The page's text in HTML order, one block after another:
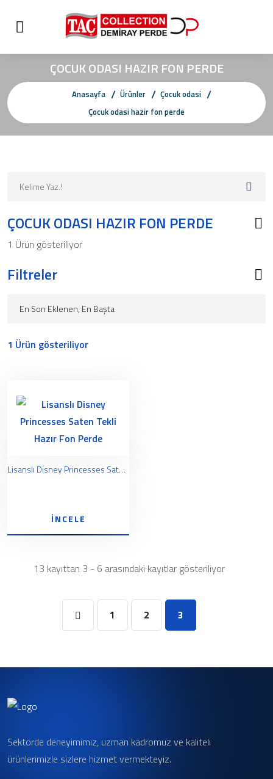
ÇOCUK ODASI HAZIR FON PERDE
Anasayfa Ürünler
Çocuk odasi
Çocuk odasi hazir fon perde
ÇOCUK ODASI HAZIR FON PERDE
1 Ürün gösteriliyor
Filtreler
1 Ürün gösteriliyor
Lisanslı Disney Princesses Saten Tekli Hazır Fon Perde
İNCELE
13 kayıttan 3 - 6 arasındaki kayıtlar gösteriliyor
1 2 3
Sektörde deneyimimiz, uzman kadromuz ve kaliteli
ürünlerimizle sizlere hizmet vermekteyiz.